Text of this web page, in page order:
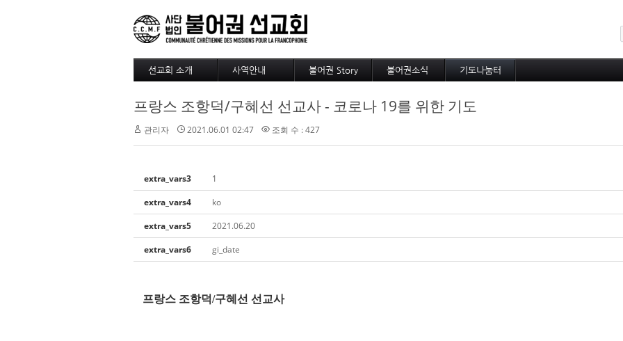
선교회 소개
4대정신
현장
섬기는 사람들
선교사
선교회 후원 계좌
사역안내
훈련
긍휼
BAM
출판/정기기도
불어권 Story
방주지
공지사항
불어권소식
아프리카소식
기도나눔터
소속 선교사
기타 선교사
프랑스 조항덕/구혜선 선교사 - 코로나 19를 위한 기도
관리자 2021.06.01 02:47 조회 수 : 427
extra_vars3
1
extra_vars4
ko
extra_vars5
2021.06.20
extra_vars6
gi_date
프랑스 조항덕/구혜선 선교사